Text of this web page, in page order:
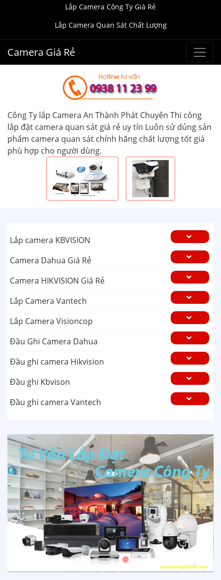
Lắp Camera Công Ty Giá Rẻ
Lắp Camera Quan Sát Chất Lượng
Camera Giá Rẻ
Công Ty lắp Camera An Thành Phát Chuyên Thi công
lắp đặt camera quan sát giá rẻ uy tín Luôn sử dủng sản
phẩm camera quan sát chính hãng chất lượng tốt giá
phù hợp cho người dùng.
Lắp camera KBVISION
Camera Dahua Giá Rẻ
Camera HIKVISION Giá Rẻ
Lắp Camera Vantech
Lắp Camera Visioncop
Đầu Ghi Camera Dahua
Đầu ghi camera Hikvision
Đầu ghi Kbvison
Đầu ghi camera Vantech